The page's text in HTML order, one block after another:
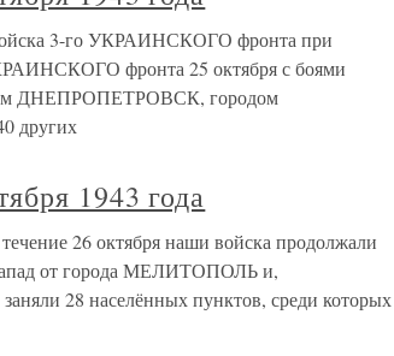
Войска 3-го УКРАИНСКОГО фронта при
фронта 25 октября с боями
ДНЕПРОПЕТРОВСК, городом
других
1943 года
26 октября наши войска продолжали
запад от города МЕЛИТОПОЛЬ и,
28 населённых пунктов, среди которых